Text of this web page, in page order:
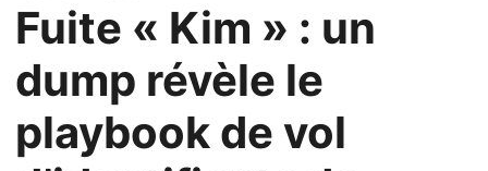
Fuite « Kim » : un
dump révèle le
playbook de vol